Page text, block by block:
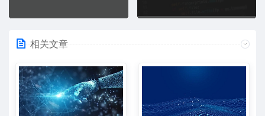
相关文章